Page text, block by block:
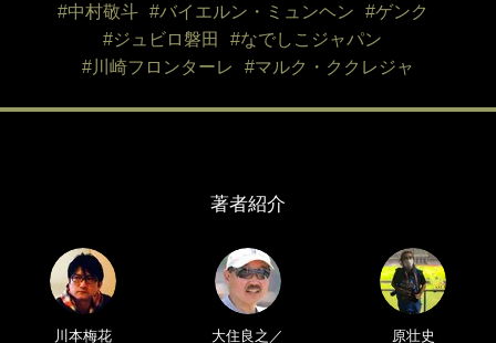
#中村敬斗
#バイエルン・ミュンヘン
#ゲンク
#ジュビロ磐田
#なでしこジャパン
#川崎フロンターレ
#マルク・ククレジャ
著者紹介
川本梅花
大住良之／
原壮史